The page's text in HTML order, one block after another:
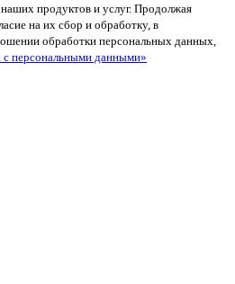
продуктов и услуг. Продолжая
на их сбор и обработку, в
обработки персональных данных,
с персональными данными»